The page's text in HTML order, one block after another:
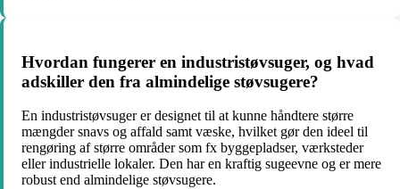
Hvordan fungerer en industristøvsuger, og hvad
adskiller den fra almindelige støvsugere?
En industristøvsuger er designet til at kunne håndtere større
mængder snavs og affald samt væske, hvilket gør den ideel til
rengøring af større områder som fx byggepladser, værksteder
eller industrielle lokaler. Den har en kraftig sugeevne og er mere
robust end almindelige støvsugere.